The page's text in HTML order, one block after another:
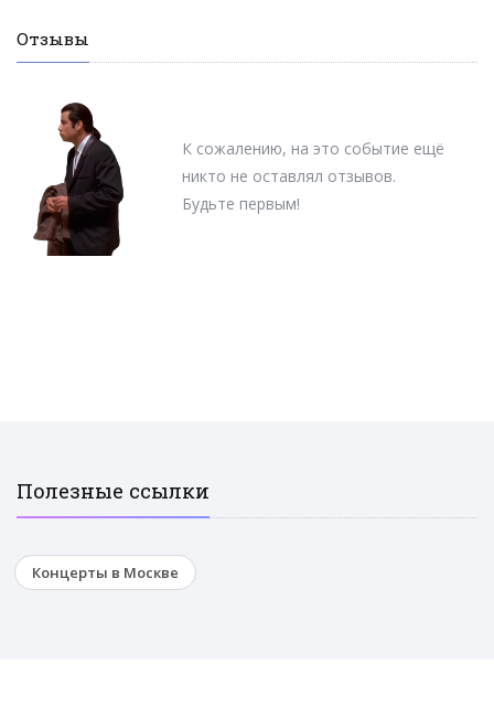
Отзывы
К сожалению, на это событие ещё
никто не оставлял отзывов.
Будьте первым!
Полезные ссылки
Концерты в Москве